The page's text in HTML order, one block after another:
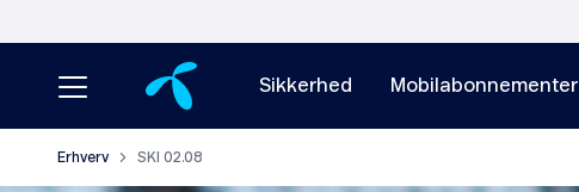
Sikkerhed Mobilabonnementer
Erhverv SKI 02.08